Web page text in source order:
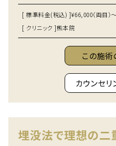
[ 標準料金(税込) ]¥66,000（両目）
[ クリニック ]熊本院
この施術
カウンセリ
埋没法で理想の二